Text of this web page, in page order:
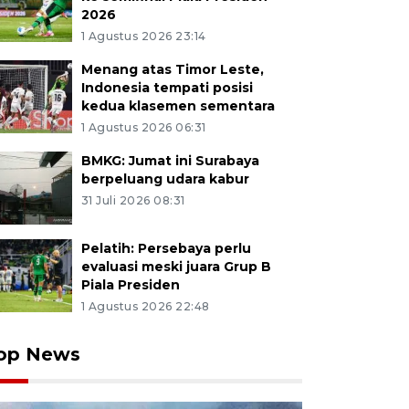
2026
1 Agustus 2026 23:14
Menang atas Timor Leste,
Indonesia tempati posisi
kedua klasemen sementara
1 Agustus 2026 06:31
BMKG: Jumat ini Surabaya
berpeluang udara kabur
31 Juli 2026 08:31
Pelatih: Persebaya perlu
evaluasi meski juara Grup B
Piala Presiden
1 Agustus 2026 22:48
News